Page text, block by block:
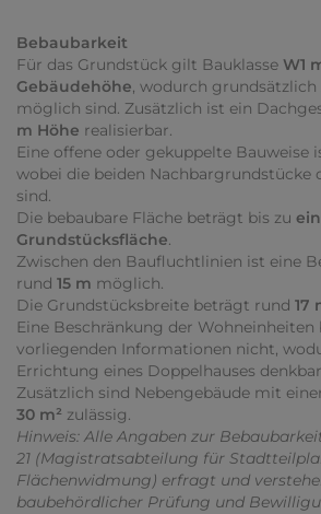
Bebaubarkeit
Für das Grundstück gilt Bauklasse W1
Gebäudehöhe, wodurch grundsätzlich
möglich sind. Zusätzlich ist ein
m Höhe realisierbar.
Eine offene oder gekuppelte Bauweise
wobei die beiden Nachbargrundstücke
sind.
Die bebaubare Fläche beträgt bis zu
Grundstücksfläche.
Zwischen den Baufluchtlinien ist eine
rund 15 m möglich.
Die Grundstücksbreite beträgt rund 17
Eine Beschränkung der Wohneinheiten
vorliegenden Informationen nicht,
Errichtung eines Doppelhauses
Zusätzlich sind Nebengebäude mit
30 m² zulässig.
Hinweis: Alle Angaben zur
21 (Magistratsabteilung für
Flächenwidmung) erfragt und
baubehördlicher Prüfung und